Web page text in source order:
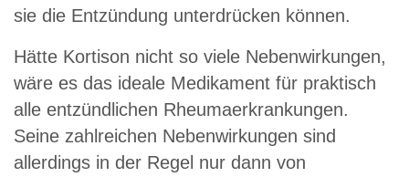
sie die Entzündung unterdrücken können.
Hätte Kortison nicht so viele Nebenwirkungen,
wäre es das ideale Medikament für praktisch
alle entzündlichen Rheumaerkrankungen.
Seine zahlreichen Nebenwirkungen sind
allerdings in der Regel nur dann von